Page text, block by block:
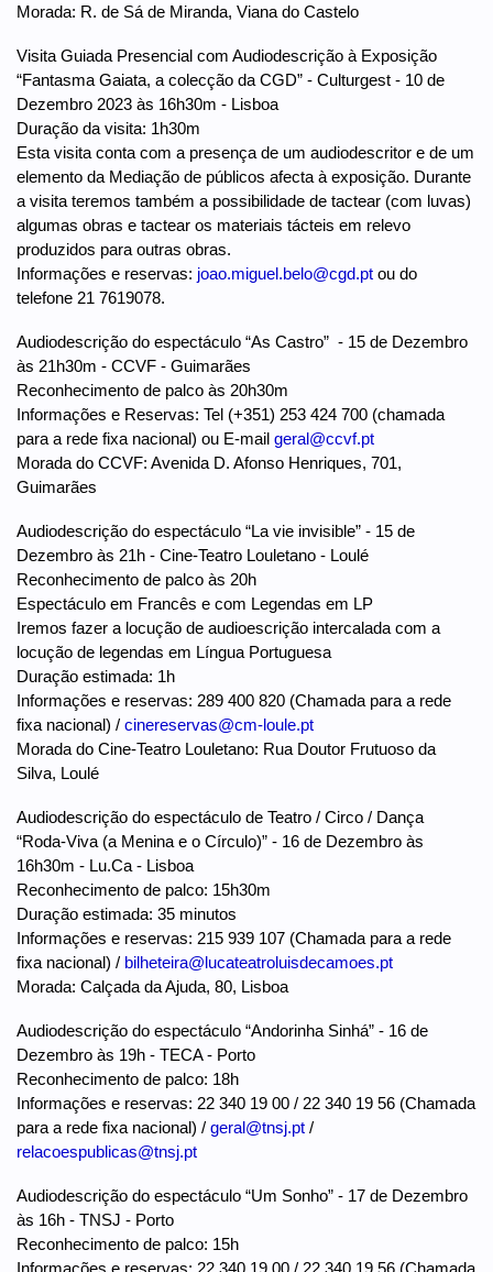
Morada: R. de Sá de Miranda, Viana do Castelo
Visita Guiada Presencial com Audiodescrição à Exposição
“Fantasma Gaiata, a colecção da CGD” - Culturgest - 10 de
Dezembro 2023 às 16h30m - Lisboa
Duração da visita: 1h30m
Esta visita conta com a presença de um audiodescritor e de um
elemento da Mediação de públicos afecta à exposição. Durante
a visita teremos também a possibilidade de tactear (com luvas)
algumas obras e tactear os materiais tácteis em relevo
produzidos para outras obras.
Informações e reservas: joao.miguel.belo@cgd.pt ou do
telefone 21 7619078.
Audiodescrição do espectáculo “As Castro” - 15 de Dezembro
às 21h30m - CCVF - Guimarães
Reconhecimento de palco às 20h30m
Informações e Reservas: Tel (+351) 253 424 700 (chamada
para a rede fixa nacional) ou E-mail geral@ccvf.pt
Morada do CCVF: Avenida D. Afonso Henriques, 701,
Guimarães
Audiodescrição do espectáculo “La vie invisible” - 15 de
Dezembro às 21h - Cine-Teatro Louletano - Loulé
Reconhecimento de palco às 20h
Espectáculo em Francês e com Legendas em LP
Iremos fazer a locução de audioescrição intercalada com a
locução de legendas em Língua Portuguesa
Duração estimada: 1h
Informações e reservas: 289 400 820 (Chamada para a rede
fixa nacional) / cinereservas@cm-loule.pt
Morada do Cine-Teatro Louletano: Rua Doutor Frutuoso da
Silva, Loulé
Audiodescrição do espectáculo de Teatro / Circo / Dança
“Roda-Viva (a Menina e o Círculo)” - 16 de Dezembro às
16h30m - Lu.Ca - Lisboa
Reconhecimento de palco: 15h30m
Duração estimada: 35 minutos
Informações e reservas: 215 939 107 (Chamada para a rede
fixa nacional) / bilheteira@lucateatroluisdecamoes.pt
Morada: Calçada da Ajuda, 80, Lisboa
Audiodescrição do espectáculo “Andorinha Sinhá” - 16 de
Dezembro às 19h - TECA - Porto
Reconhecimento de palco: 18h
Informações e reservas: 22 340 19 00 / 22 340 19 56 (Chamada
para a rede fixa nacional) / geral@tnsj.pt /
relacoespublicas@tnsj.pt
Audiodescrição do espectáculo “Um Sonho” - 17 de Dezembro
às 16h - TNSJ - Porto
Reconhecimento de palco: 15h
Informações e reservas: 22 340 19 00 / 22 340 19 56 (Chamada